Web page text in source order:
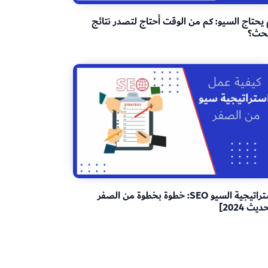
السيو: كم من الوقت أحتاج لتصدر نتائج
استراتيجية السيو SEO: خطوة بخطوة من الصفر
2024]